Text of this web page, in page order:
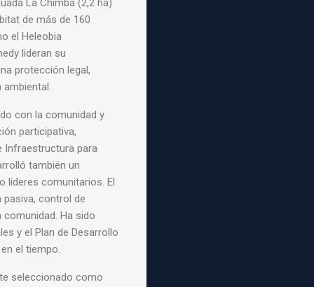
La Chimba (2,2 ha)
de más de 160
el Heleobia
lideran su
protección legal,
ambiental.
con la comunidad y
participativa,
Infraestructura para
también un
líderes comunitarios. El
control de
Ha sido
y el Plan de Desarrollo
el tiempo.
seleccionado como